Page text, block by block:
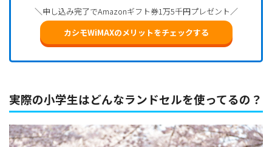
＼申し込み完了でAmazonギフト券1万5千円プレゼント／
カシモWiMAXのメリットをチェックする
実際の小学生はどんなランドセルを使ってるの？